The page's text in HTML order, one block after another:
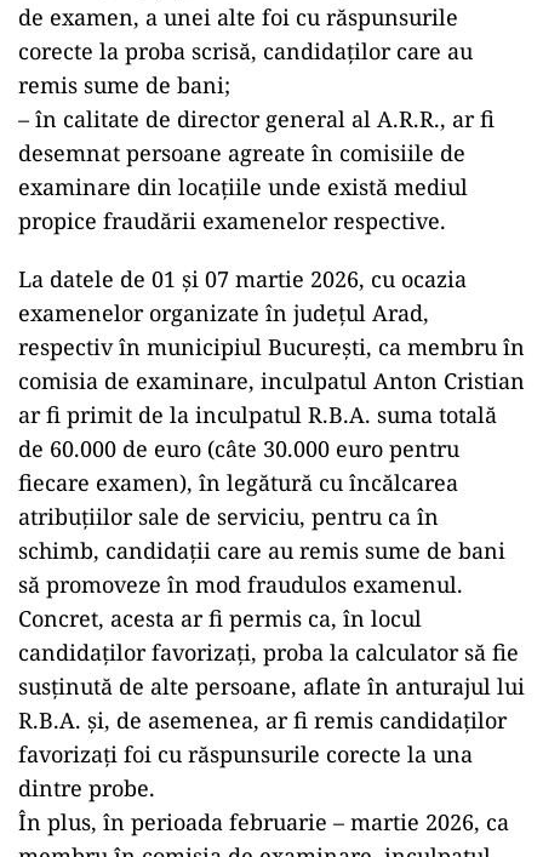
de examen, a unei alte foi cu răspunsurile
corecte la proba scrisă, candidaților care au
remis sume de bani;
– în calitate de director general al A.R.R., ar fi
desemnat persoane agreate în comisiile de
examinare din locațiile unde există mediul
propice fraudării examenelor respective.
La datele de 01 și 07 martie 2026, cu ocazia
examenelor organizate în județul Arad,
respectiv în municipiul București, ca membru în
comisia de examinare, inculpatul Anton Cristian
ar fi primit de la inculpatul R.B.A. suma totală
de 60.000 de euro (câte 30.000 euro pentru
fiecare examen), în legătură cu încălcarea
atribuțiilor sale de serviciu, pentru ca în
schimb, candidații care au remis sume de bani
să promoveze în mod fraudulos examenul.
Concret, acesta ar fi permis ca, în locul
candidaților favorizați, proba la calculator să fie
susținută de alte persoane, aflate în anturajul lui
R.B.A. și, de asemenea, ar fi remis candidaților
favorizați foi cu răspunsurile corecte la una
dintre probe.
În plus, în perioada februarie – martie 2026, ca